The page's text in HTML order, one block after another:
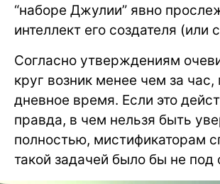
“наборе Джулии” явно
интеллект его создателя (или
Согласно утверждениям
круг возник менее чем за
дневное время. Если это
правда, в чем нельзя быть
полностью, мистификаторам
такой задачей было бы не под